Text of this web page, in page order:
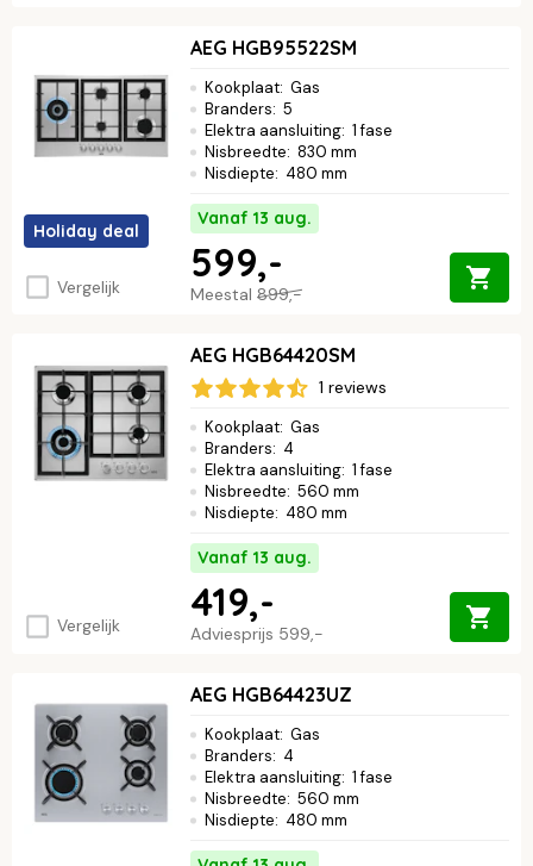
Holiday deal
Vergelijk
AEG HGB95522SM
Kookplaat: Gas
Branders: 5
Elektra aansluiting: 1 fase
Nisbreedte: 830 mm
Nisdiepte: 480 mm
Vanaf 13 aug.
Meestal 899,-
599,-
Vergelijk
AEG HGB64420SM
1 reviews
Kookplaat: Gas
Branders: 4
Elektra aansluiting: 1 fase
Nisbreedte: 560 mm
Nisdiepte: 480 mm
Vanaf 13 aug.
Adviesprijs 599,-
419,-
AEG HGB64423UZ
Kookplaat: Gas
Branders: 4
Elektra aansluiting: 1 fase
Nisbreedte: 560 mm
Nisdiepte: 480 mm